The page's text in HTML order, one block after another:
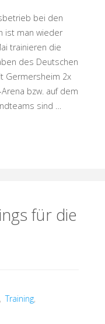
bei den
ist man wieder
trainieren die
des Deutschen
Germersheim 2x
bzw. auf dem
sind …
für die
Training,